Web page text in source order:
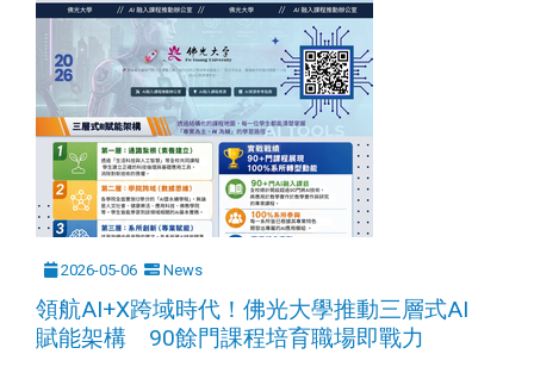
2026-05-06 News
領航AI+X跨域時代！佛光大學推動三層式AI
賦能架構 90餘門課程培育職場即戰力